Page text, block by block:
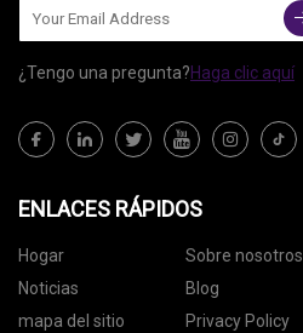
¿Tengo una pregunta?Haga clic aquí
ENLACES RÁPIDOS
Hogar Sobre nosotros
Noticias
Blog
mapa del sitio
Privacy Policy